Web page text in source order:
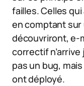
failles. Celles
en comptant
découvriront, e-
correctif n’arrive
pas un bug,
ont déployé.